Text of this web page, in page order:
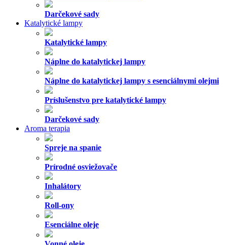
Darčekové sady
Katalytické lampy
Katalytické lampy
Náplne do katalytickej lampy
Náplne do katalytickej lampy s esenciálnymi olejmi
Príslušenstvo pre katalytické lampy
Darčekové sady
Aroma terapia
Spreje na spanie
Prírodné osviežovače
Inhalátory
Roll-ony
Esenciálne oleje